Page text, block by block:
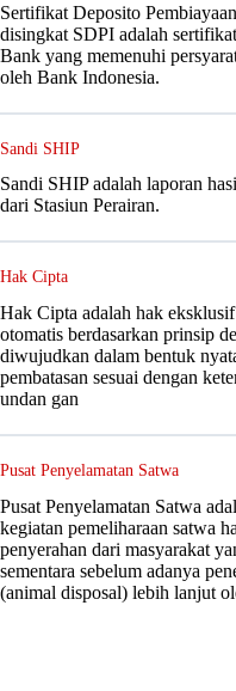
Sertifikat Deposito
disingkat SDPI adalah
Bank yang memenuhi
oleh Bank Indonesia.
Sandi SHIP
Sandi SHIP adalah laporan
dari Stasiun Perairan.
Hak Cipta
Hak Cipta adalah hak
otomatis berdasarkan prinsip
diwujudkan dalam bentuk
pembatasan sesuai dengan
undan gan
Pusat Penyelamatan Satwa
Pusat Penyelamatan Satwa
kegiatan pemeliharaan satwa
penyerahan dari masyarakat
sementara sebelum adanya
(animal disposal) lebih lanjut